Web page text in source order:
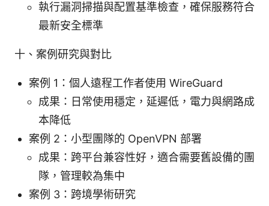
執行漏洞掃描與配置基準檢查，確保服務符合
最新安全標準
十、案例研究與對比
案例 1：個人遠程工作者使用 WireGuard
成果：日常使用穩定，延遲低，電力與網路成
本降低
案例 2：小型團隊的 OpenVPN 部署
成果：跨平台兼容性好，適合需要舊設備的團
隊，管理較為集中
案例 3：跨境學術研究